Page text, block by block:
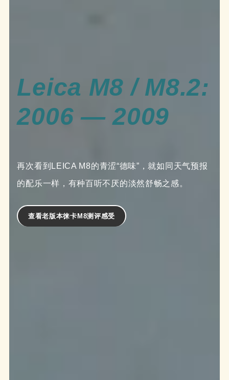
Leica M8 / M8.2:
2006 — 2009
再次看到LEICA M8的青涩“德味”，就如同天气预报
的配乐一样，有种百听不厌的淡然舒畅之感。
查看老版本徕卡M8测评感受